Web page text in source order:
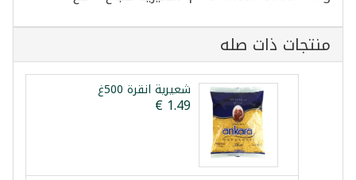
منتجات ذات صله
شعيرية انقرة 500غ